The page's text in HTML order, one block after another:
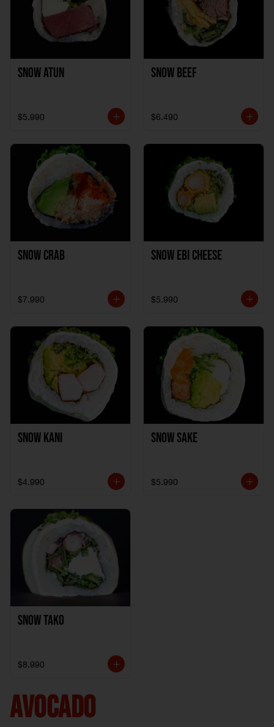
Snow Atun
$5.990
Snow Beef
$6.490
Snow Crab
$7.990
Snow Ebi Cheese
$5.990
Snow Kani
$4.990
Snow Sake
$5.990
Snow Tako
$8.990
AVOCADO